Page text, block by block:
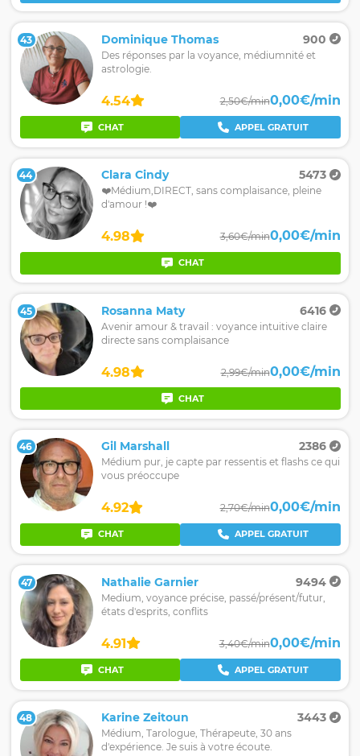
43 Dominique Thomas 900
Des réponses par la voyance, médiumnité et
astrologie.
4.54 2,50€/min0,00€/min
CHAT APPEL GRATUIT
44 Clara Cindy 5473
❤️Médium,DIRECT, sans complaisance, pleine
d'amour !❤️
4.98 3,60€/min0,00€/min
CHAT
45 Rosanna Maty 6416
Avenir amour & travail : voyance intuitive claire
directe sans complaisance
4.98 2,99€/min0,00€/min
CHAT
46 Gil Marshall 2386
Médium pur, je capte par ressentis et flashs ce qui
vous préoccupe
4.92 2,70€/min0,00€/min
CHAT APPEL GRATUIT
47 Nathalie Garnier 9494
Medium, voyance précise, passé/présent/futur,
états d'esprits, conflits
4.91 3,40€/min0,00€/min
CHAT APPEL GRATUIT
48 Karine Zeitoun 3443
Médium, Tarologue, Thérapeute, 30 ans
d'expérience. Je suis à votre écoute.